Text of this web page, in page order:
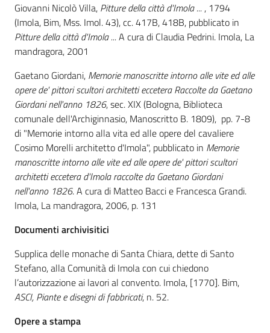
Archivio
storico
Patto
per
la
lettura
Seguici
su
Giovanni Nicolò Villa, Pitture della città d'Imola ... , 1794
(Imola, Bim, Mss. Imol. 43), cc. 417B, 418B, pubblicato in
Pitture della città d'Imola ... A cura di Claudia Pedrini. Imola, La
mandragora, 2001
Gaetano Giordani, Memorie manoscritte intorno alle vite ed alle
opere de' pittori scultori architetti eccetera Raccolte da Gaetano
Giordani nell'anno 1826, sec. XIX (Bologna, Biblioteca
comunale dell'Archiginnasio, Manoscritto B. 1809), pp. 7-8
di "Memorie intorno alla vita ed alle opere del cavaliere
Cosimo Morelli architetto d'Imola", pubblicato in Memorie
manoscritte intorno alle vite ed alle opere de' pittori scultori
architetti eccetera d'Imola raccolte da Gaetano Giordani
nell'anno 1826. A cura di Matteo Bacci e Francesca Grandi.
Imola, La mandragora, 2006, p. 131
Documenti archivisitici
Supplica delle monache di Santa Chiara, dette di Santo
Stefano, alla Comunità di Imola con cui chiedono
l’autorizzazione ai lavori al convento. Imola, [1770]. Bim,
ASCI, Piante e disegni di fabbricati, n. 52.
Opere a stampa